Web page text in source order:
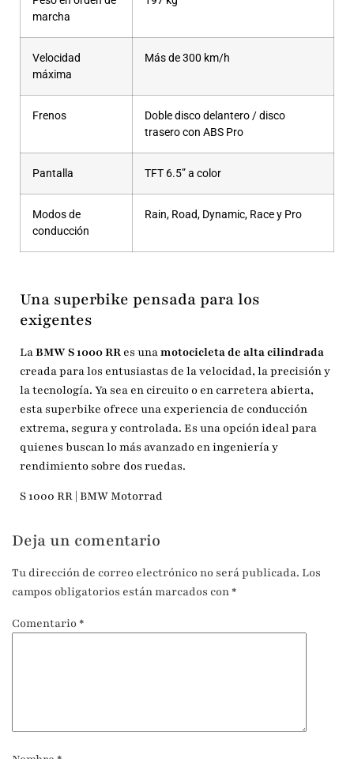
marcha
Velocidad
máxima
Más de 300 km/h
Frenos
Doble disco delantero / disco
trasero con ABS Pro
Pantalla TFT 6.5” a color
Modos de
conducción
Rain, Road, Dynamic, Race y Pro
Una superbike pensada para los
exigentes
LaBMW S 1000 RR es unamotocicleta de alta cilindrada
creada para los entusiastas de la velocidad, la precisión y
la tecnología. Ya sea en circuito o en carretera abierta,
esta superbike ofrece una experiencia de conducción
extrema, segura y controlada. Es una opción ideal para
quienes buscan lo más avanzado en ingeniería y
rendimiento sobre dos ruedas.
S 1000 RR | BMW Motorrad
Deja un comentario
Tu dirección de correo electrónico no será publicada. Los
campos obligatorios están marcados con *
Comentario *